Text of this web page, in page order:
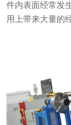
件内表面经常发
用上带来大量的